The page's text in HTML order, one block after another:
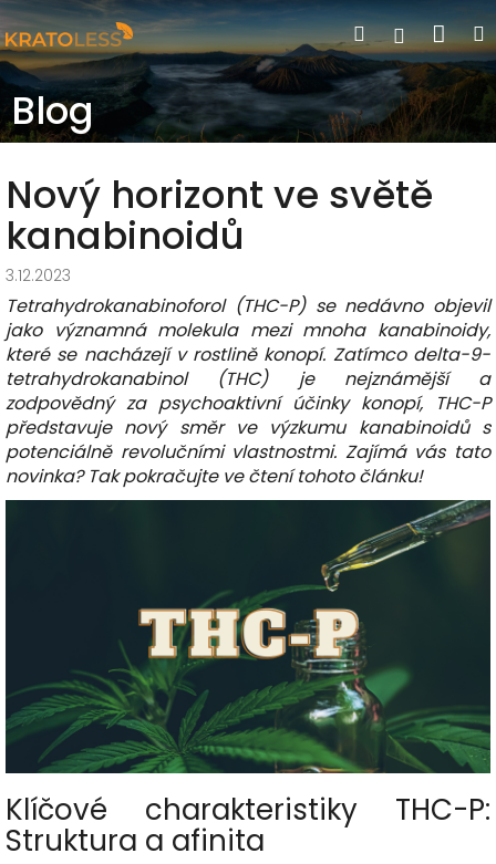
Přejít
na
obsah
Hledat
Blog
Nový horizont ve světě
kanabinoidů
3.12.2023
Tetrahydrokanabinoforol (THC-P) se nedávno objevil
jako významná molekula mezi mnoha kanabinoidy,
které se nacházejí v rostlině konopí. Zatímco delta-9-
tetrahydrokanabinol (THC) je nejznámější a
zodpovědný za psychoaktivní účinky konopí, THC-P
představuje nový směr ve výzkumu kanabinoidů s
potenciálně revolučními vlastnostmi. Zajímá vás tato
novinka? Tak pokračujte ve čtení tohoto článku!
Klíčové charakteristiky THC-P:
Struktura a afinita